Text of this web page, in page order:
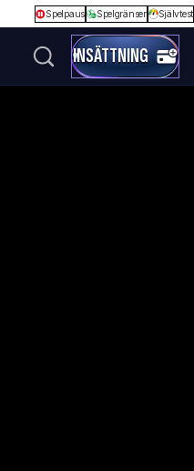
Spelpaus Spelgränser Självtest
INSÄTTNING